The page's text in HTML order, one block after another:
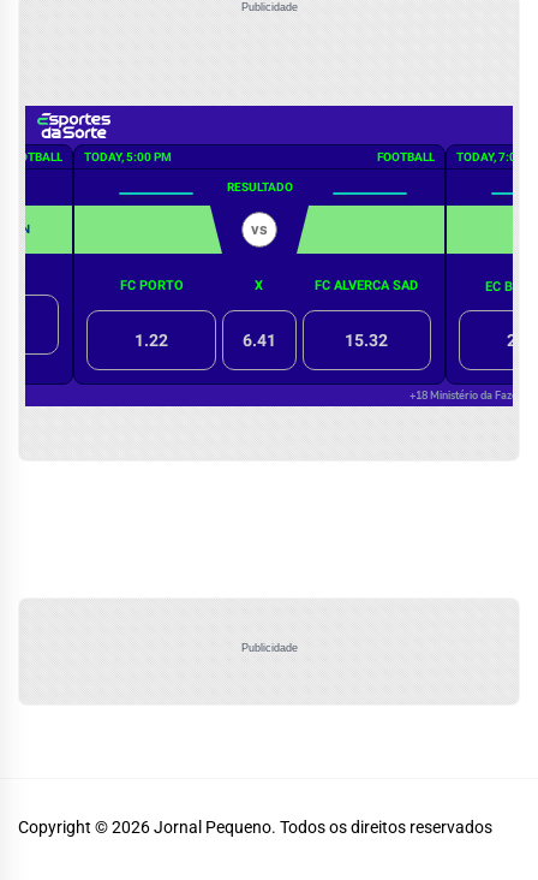
Publicidade
Publicidade
Copyright © 2026Jornal Pequeno. Todos os direitos reservados